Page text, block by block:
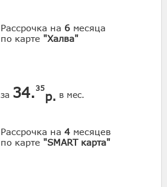
Рассрочка на 6 месяца
по карте "Халва"
за 34. 35
р. в мес.
Рассрочка на 4 месяцев
по карте "SMART карта"